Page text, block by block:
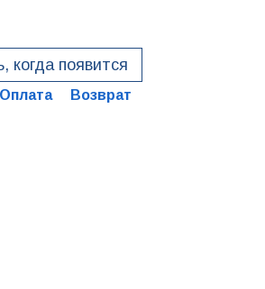
когда появится
Оплата Возврат